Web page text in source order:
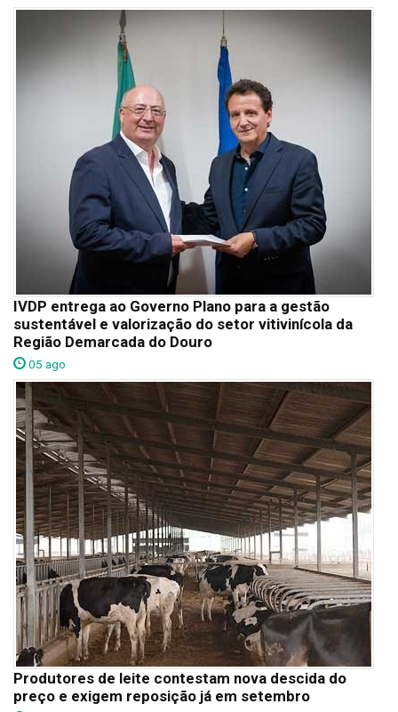
IVDP entrega ao Governo Plano para a gestão
sustentável e valorização do setor vitivinícola da
Região Demarcada do Douro
05 ago
Produtores de leite contestam nova descida do
preço e exigem reposição já em setembro